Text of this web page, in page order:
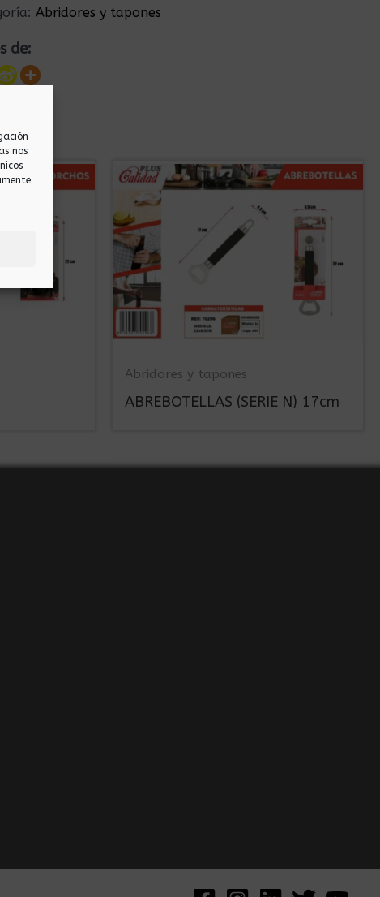
nos
Abridores y tapones
de:
Abridores y tapones
ABREBOTELLAS (SERIE N) 17cm